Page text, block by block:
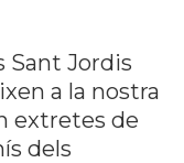
Sant Jordis
a la nostra
extretes de
dels